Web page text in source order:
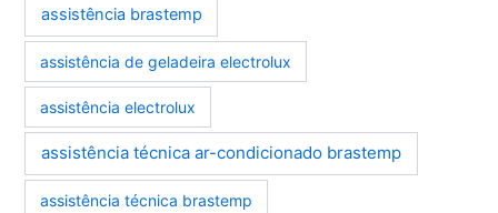
assistência brastemp
assistência de geladeira electrolux
assistência electrolux
assistência técnica ar-condicionado brastemp
assistência técnica brastemp